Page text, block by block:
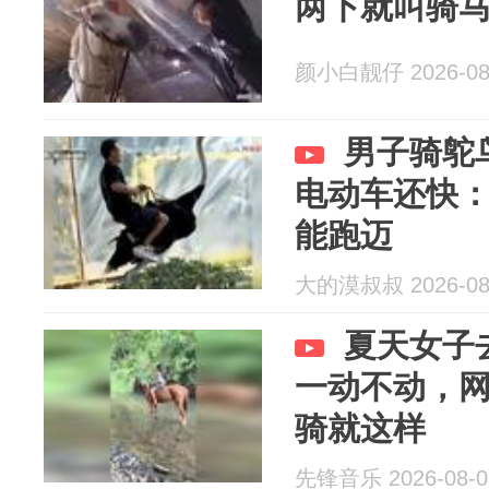
颜小白靓仔 2026-
男子骑鸵
电动车还快
能跑迈
大的漠叔叔 2026-
夏天女子
一动不动，
骑就这样
先锋音乐 2026-08-